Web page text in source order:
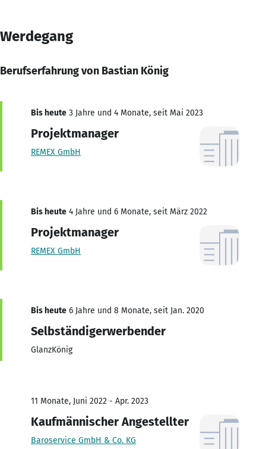
Werdegang
Berufserfahrung von Bastian König
Bis heute 3 Jahre und 4 Monate, seit Mai 2023
Projektmanager
REMEX GmbH
Bis heute 4 Jahre und 6 Monate, seit März 2022
Projektmanager
REMEX GmbH
Bis heute 6 Jahre und 8 Monate, seit Jan. 2020
Selbständigerwerbender
GlanzKönig
11 Monate, Juni 2022 - Apr. 2023
Kaufmännischer Angestellter
Baroservice GmbH & Co. KG